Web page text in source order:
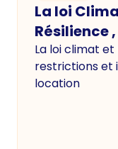
La loi
Résilience
La loi climat et
restrictions et
location